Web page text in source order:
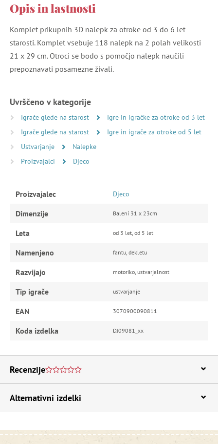
Opis in lastnosti
Komplet prikupnih 3D nalepk za otroke od 3 do 6 let
starosti. Komplet vsebuje 118 nalepk na 2 polah velikosti
21 x 29 cm. Otroci se bodo s pomočjo nalepk naučili
prepoznavati posamezne živali.
Uvrščeno v kategorije
Igrače glede na starost
Igre in igračke za otroke od 3 let
Igrače glede na starost
Igre in igrače za otroke od 5 let
Ustvarjanje
Nalepke
Proizvajalci
Djeco
Proizvajalec Djeco
Dimenzije Balení 31 x 23cm
Leta od 3 let, od 5 let
Namenjeno fantu, dekletu
Razvijajo motoriko, ustvarjalnost
Tip igrače ustvarjanje
EAN 3070900090811
Koda izdelka DJ09081_xx
Recenzije
Alternativni izdelki